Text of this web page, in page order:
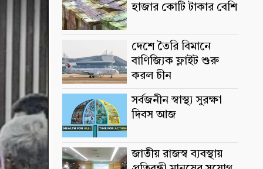
হাজার কোটি টাকার বেশি
দেশে তৈরি বিমানে
বাণিজ্যিক ফ্লাইট শুরু
করল চীন
সর্বজনীন স্বাস্থ্য সুরক্ষা
দিবস আজ
জাতীয় রাজস্ব ব্যবস্থায়